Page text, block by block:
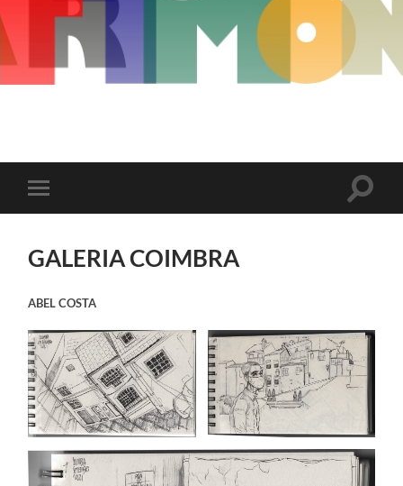
Toggle
mobile
Toggle
GALERIA COIMBRA
ABEL COSTA